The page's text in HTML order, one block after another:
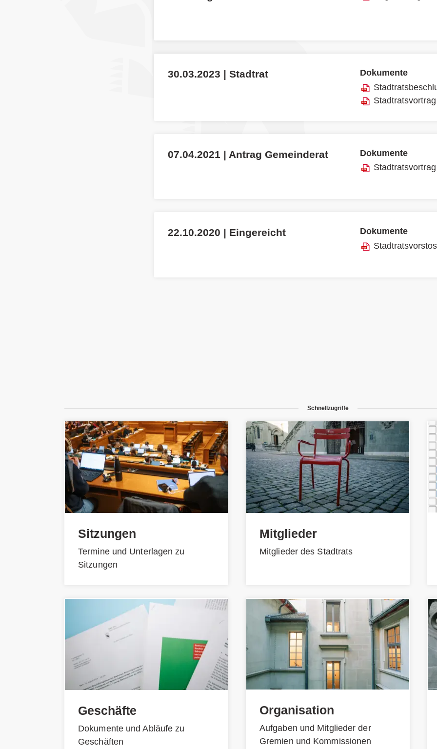
30.03.2023 | Stadtrat
Dokumente
Stadtratsvortrag
07.04.2021 | Antrag Gemeinderat
Dokumente
Stadtratsvortrag
22.10.2020 | Eingereicht
Dokumente
Schnellzugriffe
Sitzungen
Termine und Unterlagen zu
Sitzungen
Geschäfte
Dokumente und Abläufe zu
Geschäften
Mitglieder
Mitglieder des Stadtrats
Organisation
Aufgaben und Mitglieder der
Gremien und Kommissionen